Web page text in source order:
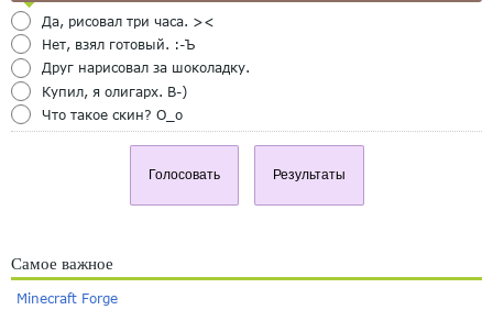
Да, рисовал три часа. ><
Нет, взял готовый. :-Ъ
Друг нарисовал за шоколадку.
Купил, я олигарх. B-)
Что такое скин? O_o
Голосовать Результаты
Самое важное
Minecraft Forge